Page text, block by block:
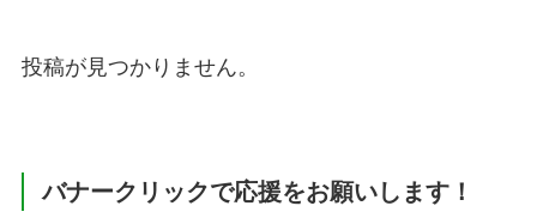
投稿が見つかりません。
バナークリックで応援をお願いします！